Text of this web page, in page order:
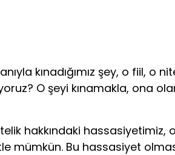
kınadığımız şey, o fiil, o
O şeyi kınamakla, ona
hakkındaki hassasiyetimiz,
mümkün. Bu hassasiyet